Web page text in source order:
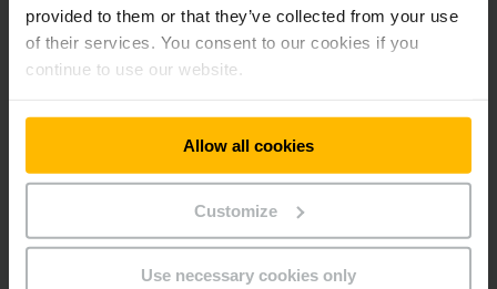
provided to them or that they’ve collected from your use
of their services. You consent to our cookies if you
continue to use our website.
Allow all cookies
Customize
Use necessary cookies only
Πλεονεκτήματα χρηματοδότησης
Προστασία των πιστωτικών ορίων στην τράπεζά σας
Εγγύηση σταθερού επιτοκίου
Οι αποσβέσεις και οι τόκοι εκπίπτουν φορολογικά
Πρόσθετες παροχές